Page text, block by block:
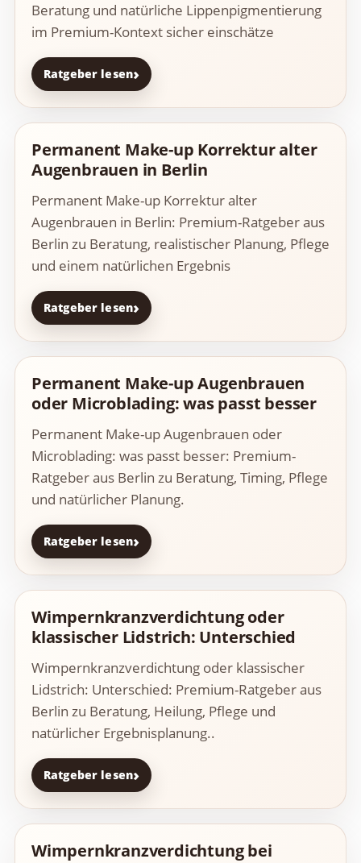
Beratung und natürliche Lippenpigmentierung
im Premium-Kontext sicher einschätze
Ratgeber lesen
Permanent Make-up Korrektur alter
Augenbrauen in Berlin
Permanent Make-up Korrektur alter
Augenbrauen in Berlin: Premium-Ratgeber aus
Berlin zu Beratung, realistischer Planung, Pflege
und einem natürlichen Ergebnis
Ratgeber lesen
Permanent Make-up Augenbrauen
oder Microblading: was passt besser
Permanent Make-up Augenbrauen oder
Microblading: was passt besser: Premium-
Ratgeber aus Berlin zu Beratung, Timing, Pflege
und natürlicher Planung.
Ratgeber lesen
Wimpernkranzverdichtung oder
klassischer Lidstrich: Unterschied
Wimpernkranzverdichtung oder klassischer
Lidstrich: Unterschied: Premium-Ratgeber aus
Berlin zu Beratung, Heilung, Pflege und
natürlicher Ergebnisplanung..
Ratgeber lesen
Wimpernkranzverdichtung bei